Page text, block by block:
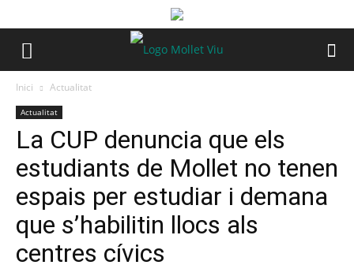
Inici Actualitat
Actualitat
La CUP denuncia que els
estudiants de Mollet no tenen
espais per estudiar i demana
que s’habilitin llocs als
centres cívics